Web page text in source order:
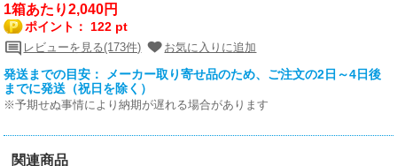
1箱あたり2,040円
ポイント： 122 pt
レビューを見る(173件) お気に入りに追加
発送までの目安： メーカー取り寄せ品のため、ご注文の2日～4日後
までに発送（祝日を除く）
※予期せぬ事情により納期が遅れる場合があります
関連商品